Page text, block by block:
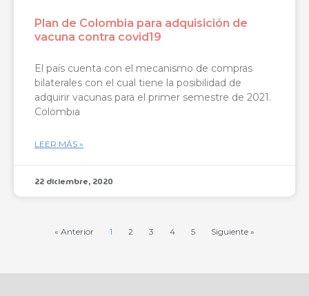
Plan de Colombia para adquisición de
vacuna contra covid19
El país cuenta con el mecanismo de compras
bilaterales con el cual tiene la posibilidad de
adquirir vacunas para el primer semestre de 2021.
Colombia
LEER MÁS »
22 diciembre, 2020
« Anterior 1 2 3 4 5 Siguiente »